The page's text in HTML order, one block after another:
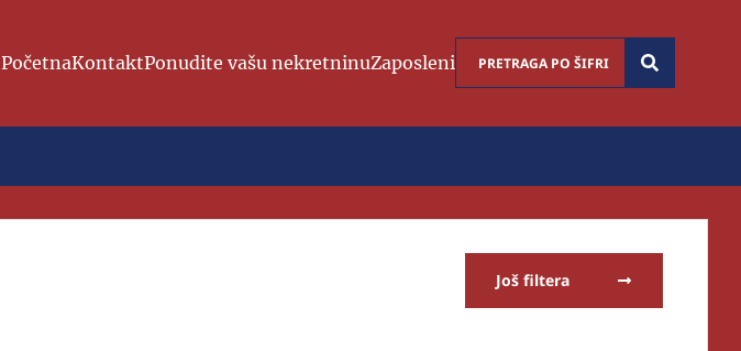
PočetnaKontaktPonudite vašu nekretninuZaposleni
Još filtera